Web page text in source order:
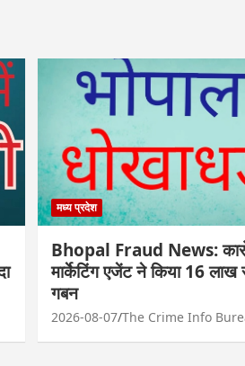
मध्य प्रदेश
Bhopal Fraud News:
मार्केटिंग एजेंट ने किया 16 लाख
गबन
2026-08-07 The Crime Info